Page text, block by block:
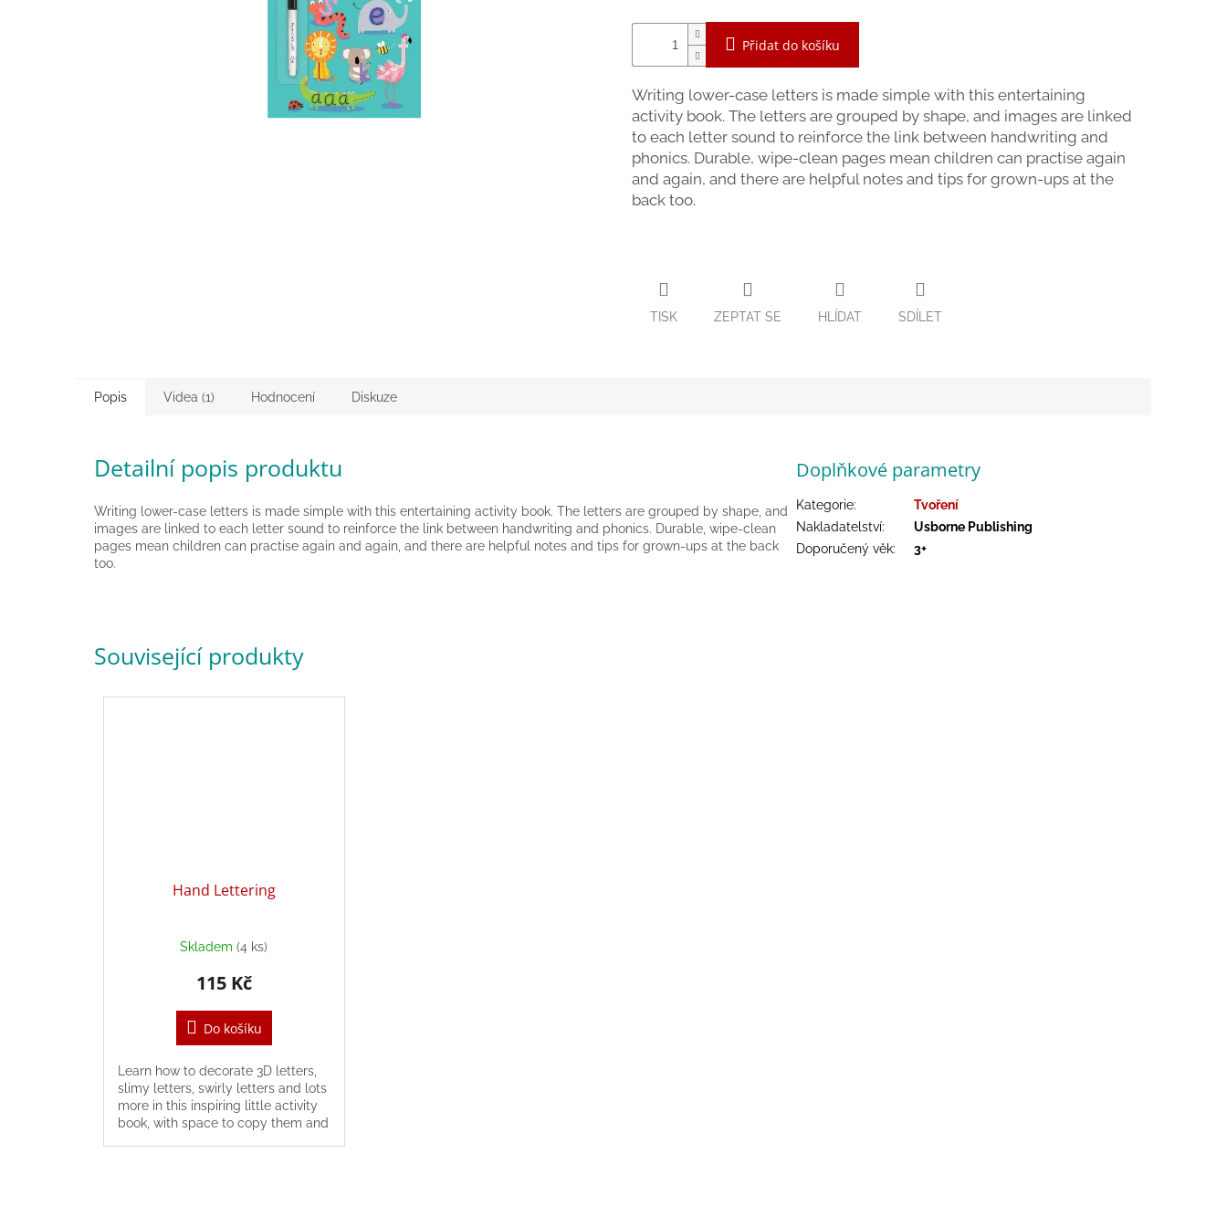
Přidat do košíku
Writing lower-case letters is made simple with this entertaining
activity book. The letters are grouped by shape, and images are linked
to each letter sound to reinforce the link between handwriting and
phonics. Durable, wipe-clean pages mean children can practise again
and again, and there are helpful notes and tips for grown-ups at the
back too.
TISK ZEPTAT SE HLÍDAT SDÍLET
Související produkty
Hand Lettering
Skladem(4 ks)
115 Kč
Do košíku
Learn how to decorate 3D letters,
slimy letters, swirly letters and lots
more in this inspiring little activity
book, with space to copy them and
Popis Videa (1) Hodnocení Diskuze
Detailní popis produktu
Writing lower-case letters is made simple with this entertaining activity book. The letters are grouped by shape, and
images are linked to each letter sound to reinforce the link between handwriting and phonics. Durable, wipe-clean
pages mean children can practise again and again, and there are helpful notes and tips for grown-ups at the back
too.
Doplňkové parametry
Kategorie:
Tvoření
Nakladatelství:
Usborne Publishing
Doporučený věk: 3+